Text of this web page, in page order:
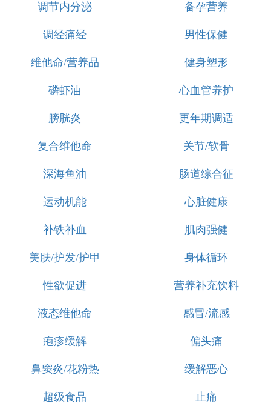
调节内分泌 备孕营养
调经痛经 男性保健
维他命/营养品 健身塑形
磷虾油 心血管养护
膀胱炎 更年期调适
复合维他命 关节/软骨
深海鱼油 肠道综合征
运动机能 心脏健康
补铁补血 肌肉强健
美肤/护发/护甲 身体循环
性欲促进 营养补充饮料
液态维他命 感冒/流感
疱疹缓解 偏头痛
鼻窦炎/花粉热 缓解恶心
超级食品 止痛